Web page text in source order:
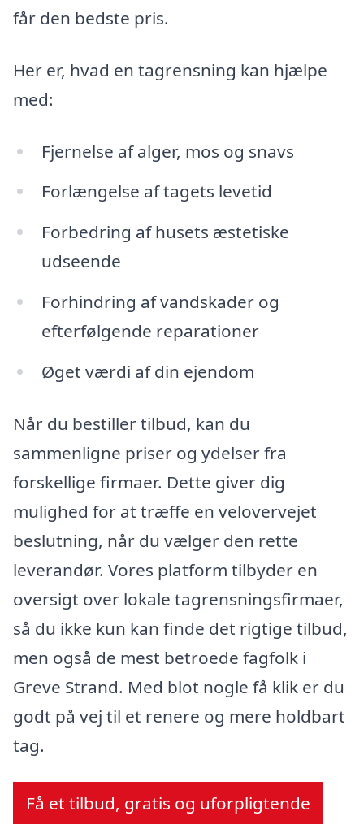
får den bedste pris.
Her er, hvad en tagrensning kan hjælpe
med:
Fjernelse af alger, mos og snavs
Forlængelse af tagets levetid
Forbedring af husets æstetiske
udseende
Forhindring af vandskader og
efterfølgende reparationer
Øget værdi af din ejendom
Når du bestiller tilbud, kan du
sammenligne priser og ydelser fra
forskellige firmaer. Dette giver dig
mulighed for at træffe en velovervejet
beslutning, når du vælger den rette
leverandør. Vores platform tilbyder en
oversigt over lokale tagrensningsfirmaer,
så du ikke kun kan finde det rigtige tilbud,
men også de mest betroede fagfolk i
Greve Strand. Med blot nogle få klik er du
godt på vej til et renere og mere holdbart
tag.
Få et tilbud, gratis og uforpligtende